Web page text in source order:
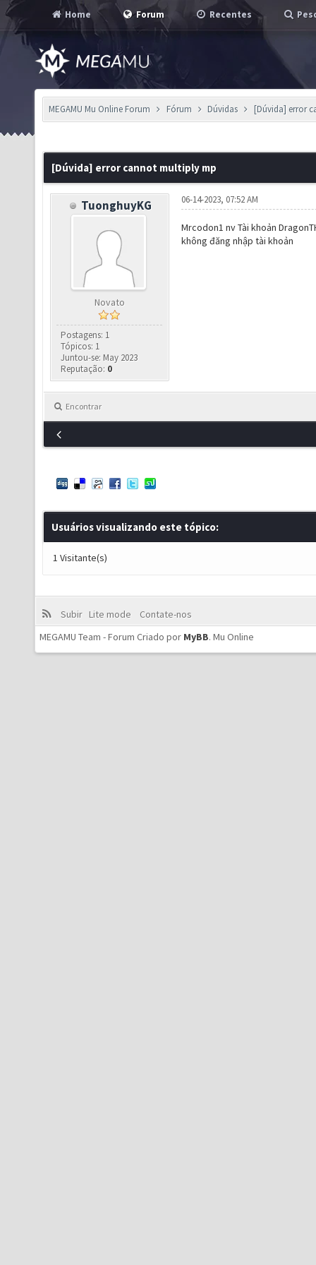
Home Forum Recentes
MEGAMU Mu Online Forum Fórum Dúvidas [Dúvida] error
[Dúvida] error cannot multiply mp
TuonghuyKG
Novato
Postagens: 1
Tópicos: 1
Juntou-se: May 2023
Reputação: 0
06-14-2023, 07:52 AM
Mrcodon1 nv Tài khoản
không đăng nhập tài khoản
Encontrar
Usuários visualizando este tópico:
1 Visitante(s)
Subir Lite mode
Contate-nos
MEGAMU Team - Forum Criado por MyBB. Mu Online